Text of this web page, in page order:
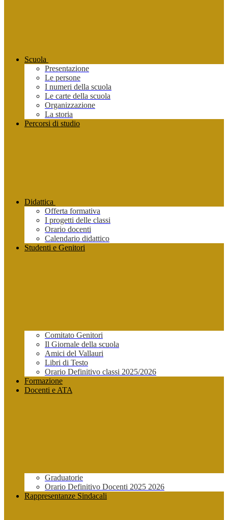
Scuola
Presentazione
Le persone
I numeri della scuola
Le carte della scuola
Organizzazione
La storia
Percorsi di studio
Didattica
Offerta formativa
I progetti delle classi
Orario docenti
Calendario didattico
Studenti e Genitori
Comitato Genitori
Il Giornale della scuola
Amici del Vallauri
Libri di Testo
Orario Definitivo classi 2025/2026
Formazione
Docenti e ATA
Graduatorie
Orario Definitivo Docenti 2025 2026
Rappresentanze Sindacali